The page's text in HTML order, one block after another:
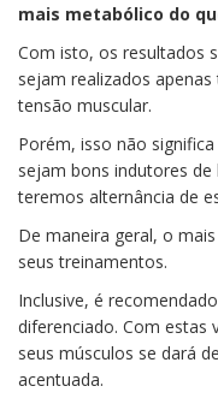
mais metabólico do
Com isto, os resultados
sejam realizados
tensão muscular.
Porém, isso não
sejam bons indutores
teremos alternância de
De maneira geral, o
seus treinamentos.
Inclusive, é
diferenciado. Com estas
seus músculos se dará
acentuada.